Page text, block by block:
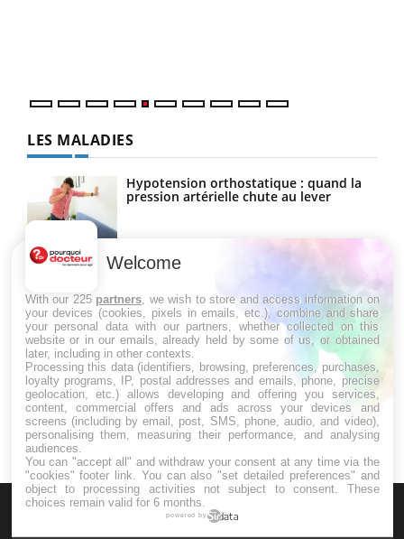
LES MALADIES
Hypotension orthostatique : quand la
pression artérielle chute au lever
Drépanocytose : une déformation des
globules rouges aux conséquences
Maladie de Charcot (Sclérose latérale
amyotrophique)
Welcome
With our 225 partners , we wish to store and access information on
your devices (cookies, pixels in emails, etc.), combine and share
your personal data with our partners, whether collected on this
website or in our emails, already held by some of us, or obtained
later, including in other contexts.
Processing this data (identifiers, browsing, preferences, purchases,
loyalty programs, IP, postal addresses and emails, phone, precise
geolocation, etc.) allows developing and offering you services,
content, commercial offers and ads across your devices and
screens (including by email, post, SMS, phone, audio, and video),
personalising them, measuring their performance, and analysing
audiences.
You can "accept all" and withdraw your consent at any time via the
"cookies" footer link . You can also "set detailed preferences" and
object to processing activities not subject to consent. These
choices remain valid for 6 months.
powered by